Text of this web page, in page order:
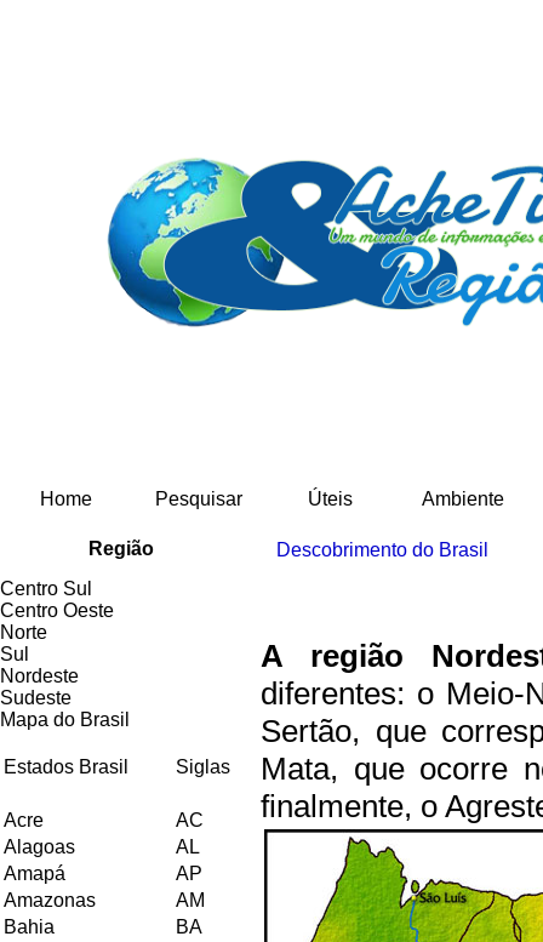
Home Pesquisar Úteis Ambiente
Região
Centro Sul
Centro Oeste
Norte
Sul
Nordeste
Sudeste
Mapa do Brasil
Estados Brasil Siglas
Acre
AC
Alagoas
AL
Amapá
AP
Amazonas
AM
Bahia
BA
Descobrimento do Brasil
A região
diferentes: o Meio-
Sertão, que
Mata, que ocorre
finalmente, o